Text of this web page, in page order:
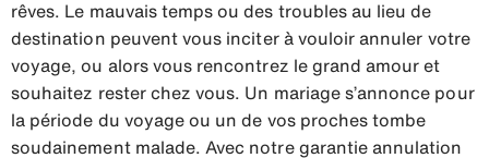
rêves. Le mauvais temps ou des troubles au lieu de
destination peuvent vous inciter à vouloir annuler votre
voyage, ou alors vous rencontrez le grand amour et
souhaitez rester chez vous. Un mariage s’annonce pour
la période du voyage ou un de vos proches tombe
soudainement malade. Avec notre garantie annulation